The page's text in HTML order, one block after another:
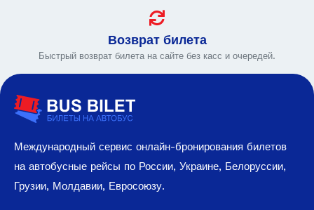
Возврат билета
Быстрый возврат билета на сайте без касс и очередей.
Международный сервис онлайн-бронирования билетов
на автобусные рейсы по России, Украине, Белоруссии,
Грузии, Молдавии, Евросоюзу.